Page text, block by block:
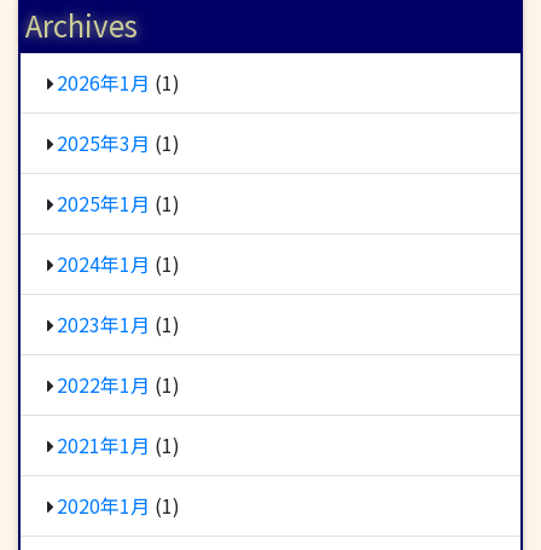
Archives
2026年1月 (1)
2025年3月 (1)
2025年1月 (1)
2024年1月 (1)
2023年1月 (1)
2022年1月 (1)
2021年1月 (1)
2020年1月 (1)